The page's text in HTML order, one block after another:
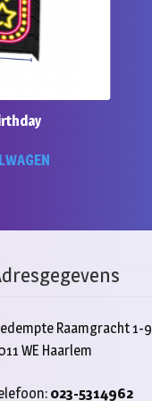
Raamgracht 1-9
WE Haarlem
023-5314962